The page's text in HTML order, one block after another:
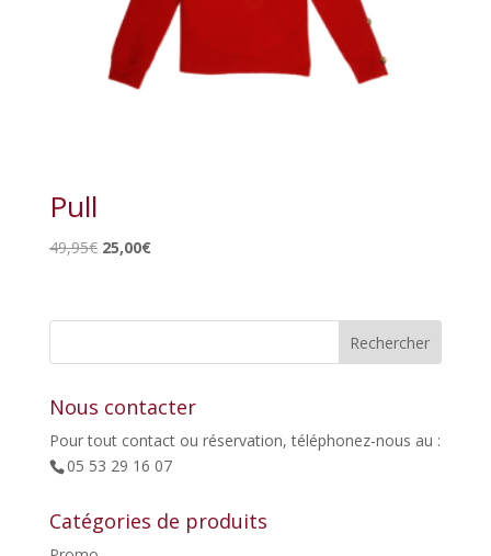
Pull
49,95€ Le
était :
25,00€Le
est :
Nous contacter
Pour tout contact ou réservation, téléphonez-nous au :
05 53 29 16 07
Catégories de produits